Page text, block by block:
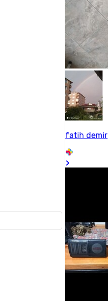
fatih demir